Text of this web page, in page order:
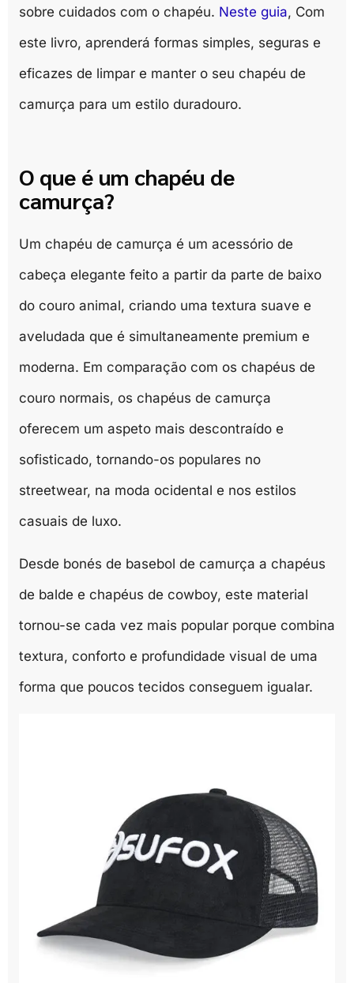
sobre cuidados com o chapéu. Neste guia, Com
este livro, aprenderá formas simples, seguras e
eficazes de limpar e manter o seu chapéu de
camurça para um estilo duradouro.
O que é um chapéu de
camurça?
Um chapéu de camurça é um acessório de
cabeça elegante feito a partir da parte de baixo
do couro animal, criando uma textura suave e
aveludada que é simultaneamente premium e
moderna. Em comparação com os chapéus de
couro normais, os chapéus de camurça
oferecem um aspeto mais descontraído e
sofisticado, tornando-os populares no
streetwear, na moda ocidental e nos estilos
casuais de luxo.
Desde bonés de basebol de camurça a chapéus
de balde e chapéus de cowboy, este material
tornou-se cada vez mais popular porque combina
textura, conforto e profundidade visual de uma
forma que poucos tecidos conseguem igualar.